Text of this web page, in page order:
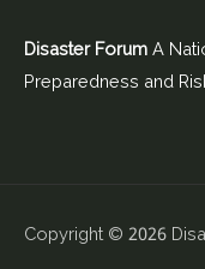
Disaster Forum A
Preparedness and
Copyright © 2026